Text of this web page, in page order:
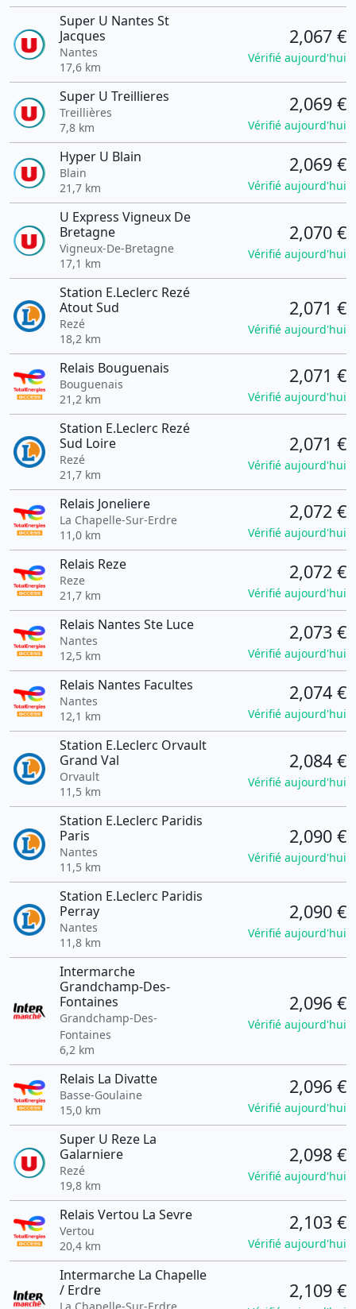
Super U Nantes St
Jacques
Nantes
17,6 km
2,067 €
Vérifié aujourd'hui
Super U Treillieres
Treillières
7,8 km
2,069 €
Vérifié aujourd'hui
Hyper U Blain
Blain
21,7 km
2,069 €
Vérifié aujourd'hui
U Express Vigneux De
Bretagne
Vigneux-De-Bretagne
17,1 km
2,070 €
Vérifié aujourd'hui
Station E.Leclerc Rezé
Atout Sud
Rezé
18,2 km
2,071 €
Vérifié aujourd'hui
Relais Bouguenais
Bouguenais
21,2 km
2,071 €
Vérifié aujourd'hui
Station E.Leclerc Rezé
Sud Loire
Rezé
21,7 km
2,071 €
Vérifié aujourd'hui
Relais Joneliere
La Chapelle-Sur-Erdre
11,0 km
2,072 €
Vérifié aujourd'hui
Relais Reze
Reze
21,7 km
2,072 €
Vérifié aujourd'hui
Relais Nantes Ste Luce
Nantes
12,5 km
2,073 €
Vérifié aujourd'hui
Relais Nantes Facultes
Nantes
12,1 km
2,074 €
Vérifié aujourd'hui
Station E.Leclerc Orvault
Grand Val
Orvault
11,5 km
2,084 €
Vérifié aujourd'hui
Station E.Leclerc Paridis
Paris
Nantes
11,5 km
2,090 €
Vérifié aujourd'hui
Station E.Leclerc Paridis
Perray
Nantes
11,8 km
2,090 €
Vérifié aujourd'hui
Intermarche
Grandchamp-Des-
Fontaines
Grandchamp-Des-
Fontaines
6,2 km
2,096 €
Vérifié aujourd'hui
Relais La Divatte
Basse-Goulaine
15,0 km
2,096 €
Vérifié aujourd'hui
Super U Reze La
Galarniere
Rezé
19,8 km
2,098 €
Vérifié aujourd'hui
Relais Vertou La Sevre
Vertou
20,4 km
2,103 €
Vérifié aujourd'hui
Intermarche La Chapelle
/ Erdre
2,109 €